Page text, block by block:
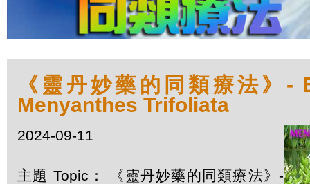
《靈丹妙藥的同類療法》-
Menyanthes Trifoliata
2024-09-11
主題 Topic： 《靈丹妙藥的同類療法》-